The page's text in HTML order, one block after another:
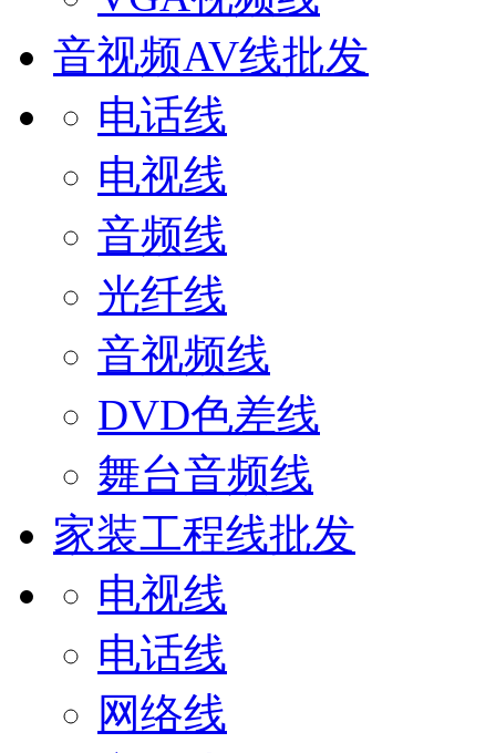
音视频AV线批发
电话线
电视线
音频线
光纤线
音视频线
DVD色差线
舞台音频线
家装工程线批发
电视线
电话线
网络线